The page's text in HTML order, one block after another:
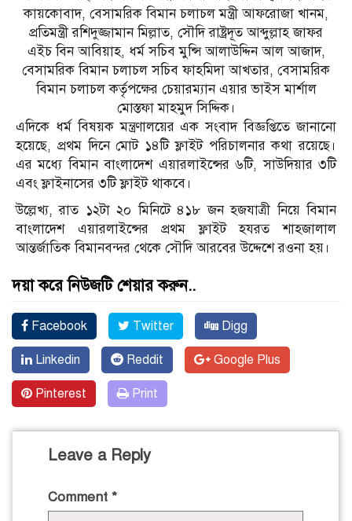
কায়কোবাদ, বেসামরিক বিমান চলাচল মন্ত্রী আফরোজা খানম,
প্রতিমন্ত্রী রশিদুজ্জামান মিল্লাত, সৌদি রাষ্ট্রদূত আব্দুল্লাহ জাফর
এইচ বিন আবিয়াহ, ধর্ম সচিব মুন্সি আলাউদ্দিন আল আজাদ,
বেসামরিক বিমান চলাচল সচিব ফাহমিদা আখতার, বেসামরিক
বিমান চলাচল কর্তৃপক্ষের চেয়ারম্যান এয়ার ভাইস মার্শাল
মোস্তফা মাহমুদ সিদ্দিক।
এদিকে ধর্ম বিষয়ক মন্ত্রণালয়ের এক সংবাদ বিজ্ঞপ্তিতে জানানো
হয়েছে, প্রথম দিনে মোট ১৪টি ফ্লাইট পরিচালনার কথা রয়েছে।
এর মধ্যে বিমান বাংলাদেশ এয়ারলাইন্সের ৬টি, সাউদিয়ার ৩টি
এবং ফ্লাইনাসের ৩টি ফ্লাইট থাকবে।
উল্লেখ্য, রাত ১২টা ২০ মিনিটে ৪১৮ জন হজযাত্রী নিয়ে বিমান
বাংলাদেশ এয়ারলাইন্সের প্রথম ফ্লাইট হযরত শাহজালাল
আন্তর্জাতিক বিমানবন্দর থেকে সৌদি আরবের উদ্দেশে রওনা হয়।
দয়া করে নিউজটি শেয়ার করুন..
Facebook Twitter Digg
Linkedin Reddit Google Plus
Pinterest Print
Leave a Reply
Comment *